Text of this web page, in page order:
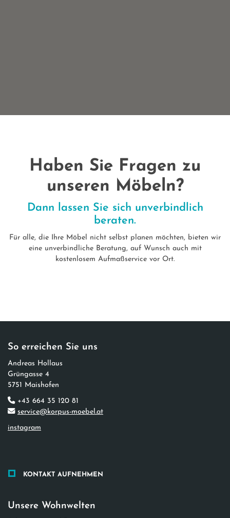
Haben Sie Fragen zu
unseren Möbeln?
Dann lassen Sie sich unverbindlich
beraten.
Für alle, die Ihre Möbel nicht selbst planen möchten, bieten wir
eine unverbindliche Beratung, auf Wunsch auch mit
kostenlosem Aufmaßservice vor Ort.
So erreichen Sie uns
Andreas Hollaus​
Grüngasse 4
5751 Maishofen
+43 664 35 120 81
service@korpus-moebel.at
instagram
KONTAKT AUFNEHMEN
Unsere Wohnwelten